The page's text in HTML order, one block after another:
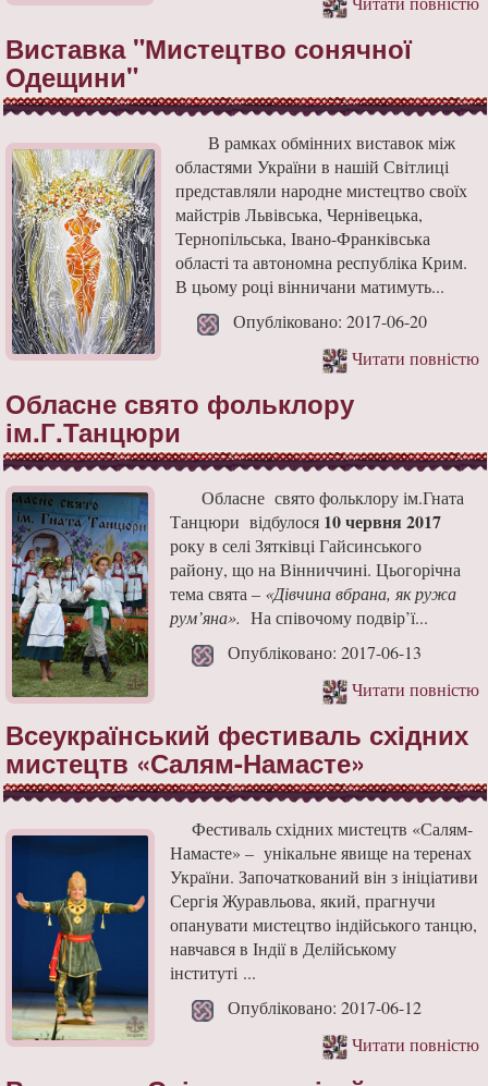
Виставка "Мистецтво сонячної
Одещини"
В рамках обмінних виставок між
областями України в нашій Світлиці
представляли народне мистецтво своїх
майстрів Львівська, Чернівецька,
Тернопільська, Івано-Франківська
області та автономна республіка Крим.
В цьому році вінничани матимуть...
Опубліковано: 2017-06-20
Читати повністю
Обласне свято фольклору
ім.Г.Танцюри
Обласне свято фольклору ім.Гната
Танцюри відбулося 10 червня 2017
року в селі Зятківці Гайсинського
району, що на Вінниччині. Цьогорічна
тема свята – «Дівчина вбрана, як ружа
рум’яна». На співочому подвір’ї...
Опубліковано: 2017-06-13
Читати повністю
Всеукраїнський фестиваль східних
мистецтв «Салям-Намасте»
Фестиваль східних мистецтв «Салям-
Намасте» – унікальне явище на теренах
України. Започаткований він з ініціативи
Сергія Журавльова, який, прагнучи
опанувати мистецтво індійського танцю,
навчався в Індії в Делійському
інституті ...
Опубліковано: 2017-06-12
Читати повністю